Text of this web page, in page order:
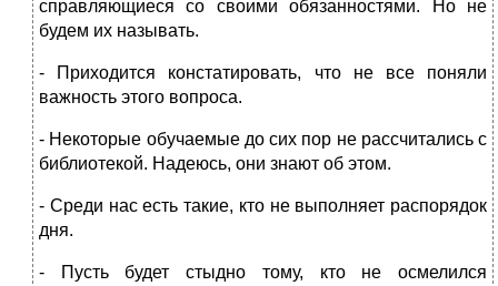
справляющиеся со своими обязанностями. Но не
будем их называть.
- Приходится констатировать, что не все поняли
важность этого вопроса.
- Некоторые обучаемые до сих пор не рассчитались с
библиотекой. Надеюсь, они знают об этом.
- Среди нас есть такие, кто не выполняет распорядок
дня.
- Пусть будет стыдно тому, кто не осмелился